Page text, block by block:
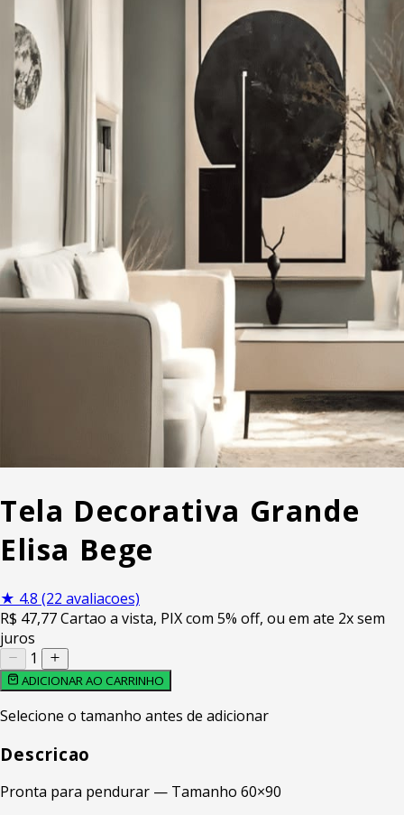
Tela Decorativa Grande
Elisa Bege
★ 4.8 (22 avaliacoes)
R$ 47,77Cartao a vista, PIX com 5% off, ou em ate 2x sem
juros
1
ADICIONAR AO CARRINHO
Selecione o tamanho antes de adicionar
Descricao
Pronta para pendurar — Tamanho 60×90